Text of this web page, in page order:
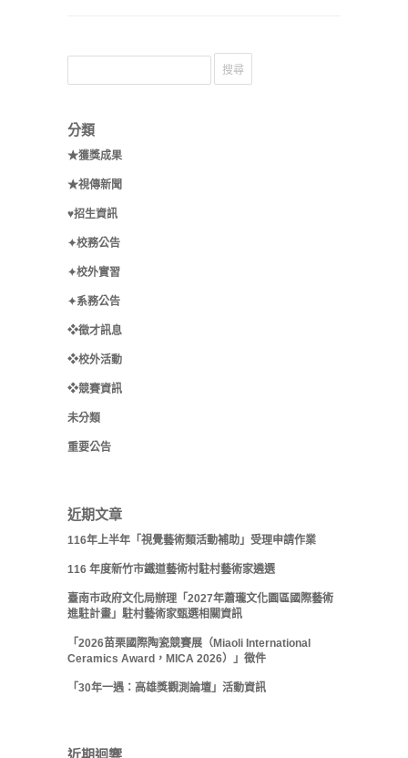
分類
★獲獎成果
★視傳新聞
♥招生資訊
✦校務公告
✦校外實習
✦系務公告
❖徵才訊息
❖校外活動
❖競賽資訊
未分類
重要公告
近期文章
116年上半年「視覺藝術類活動補助」受理申請作業
116 年度新竹市鐵道藝術村駐村藝術家遴選
臺南市政府文化局辦理「2027年蕭瓏文化園區國際藝術
進駐計畫」駐村藝術家甄選相關資訊
「2026苗栗國際陶瓷競賽展（Miaoli International
Ceramics Award，MICA 2026）」徵件
「30年一遇：高雄獎觀測論壇」活動資訊
近期迴響